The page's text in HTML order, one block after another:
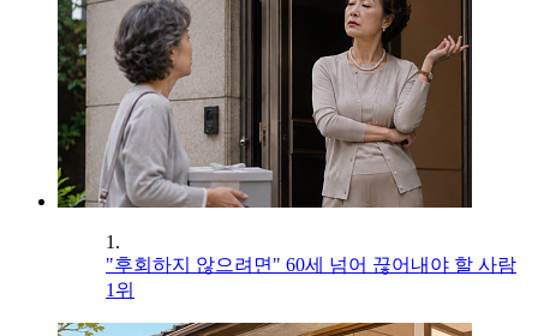
1.
"후회하지 않으려면" 60세 넘어 끊어내야 할 사람
1위